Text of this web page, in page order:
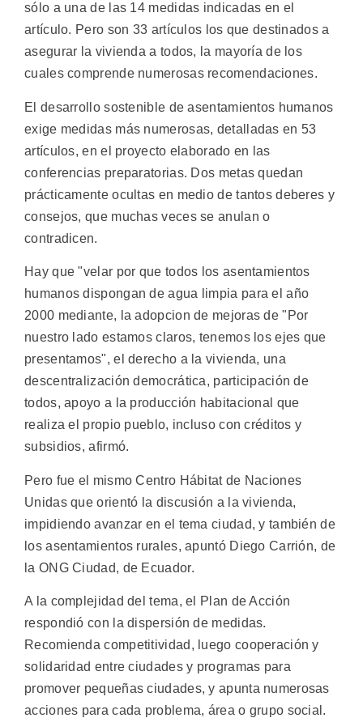
sólo a una de las 14 medidas indicadas en el
artículo. Pero son 33 artículos los que destinados a
asegurar la vivienda a todos, la mayoría de los
cuales comprende numerosas recomendaciones.
El desarrollo sostenible de asentamientos humanos
exige medidas más numerosas, detalladas en 53
artículos, en el proyecto elaborado en las
conferencias preparatorias. Dos metas quedan
prácticamente ocultas en medio de tantos deberes y
consejos, que muchas veces se anulan o
contradicen.
Hay que "velar por que todos los asentamientos
humanos dispongan de agua limpia para el año
2000 mediante, la adopcion de mejoras de "Por
nuestro lado estamos claros, tenemos los ejes que
presentamos", el derecho a la vivienda, una
descentralización democrática, participación de
todos, apoyo a la producción habitacional que
realiza el propio pueblo, incluso con créditos y
subsidios, afirmó.
Pero fue el mismo Centro Hábitat de Naciones
Unidas que orientó la discusión a la vivienda,
impidiendo avanzar en el tema ciudad, y también de
los asentamientos rurales, apuntó Diego Carrión, de
la ONG Ciudad, de Ecuador.
A la complejidad del tema, el Plan de Acción
respondió con la dispersión de medidas.
Recomienda competitividad, luego cooperación y
solidaridad entre ciudades y programas para
promover pequeñas ciudades, y apunta numerosas
acciones para cada problema, área o grupo social.